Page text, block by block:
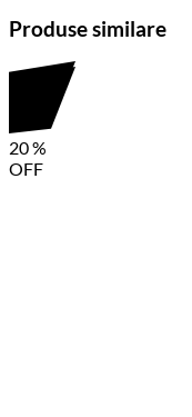
aplicatii
Produse similare
20%
OFF